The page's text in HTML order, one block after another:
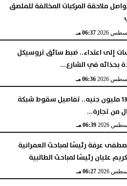
ملاحقة المركبات المخالفة للملصق
06:37 مـ
إلى اعتداء.. ضبط سائق تروسيكل
بحذائه في الشارع...
06:36 مـ
قدرت بـ 130 مليون جنيه.. تفاصيل سقوط شبكة
من تجارة...
06:39 مـ
عرفة رئيسًا لمباحث العمرانية
عليان رئيسًا لمباحث الطالبية
06:27 مـ